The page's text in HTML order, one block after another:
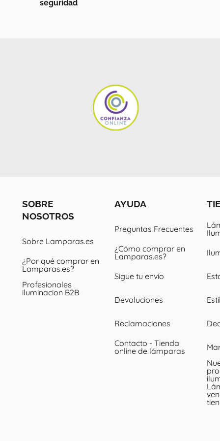
SOBRE
NOSOTROS
Sobre Lamparas.es
¿Por qué comprar en
Lamparas.es?
Profesionales
iluminacion B2B
AYUDA
Preguntas Frecuentes
¿Cómo comprar en
Lamparas.es?
Sigue tu envío
Devoluciones
Reclamaciones
Contacto - Tienda
online de lámparas